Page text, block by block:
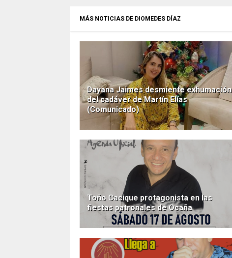
MÁS NOTICIAS DE DIOMEDES DÍAZ
Dayana Jaimes desmiente exhumación
del cadáver de Martín Elías
(Comunicado)
Toño Cacique protagonista en las
fiestas patronales de Ocaña